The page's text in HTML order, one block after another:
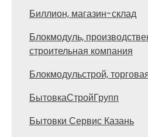
Биллион, магазин-склад
Блокмодуль,
строительная компания
Блокмодульстрой,
БытовкаСтройГрупп
Бытовки Сервис Казань